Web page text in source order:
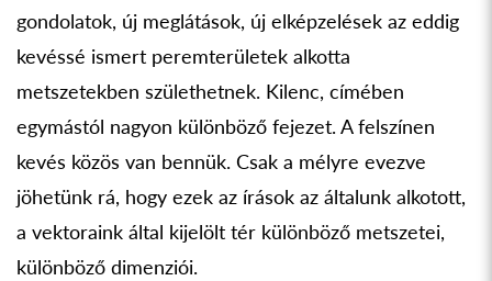
gondolatok, új meglátások, új elképzelések az eddig
kevéssé ismert peremterületek alkotta
metszetekben születhetnek. Kilenc, címében
egymástól nagyon különböző fejezet. A felszínen
kevés közös van bennük. Csak a mélyre evezve
jöhetünk rá, hogy ezek az írások az általunk alkotott,
a vektoraink által kijelölt tér különböző metszetei,
különböző dimenziói.